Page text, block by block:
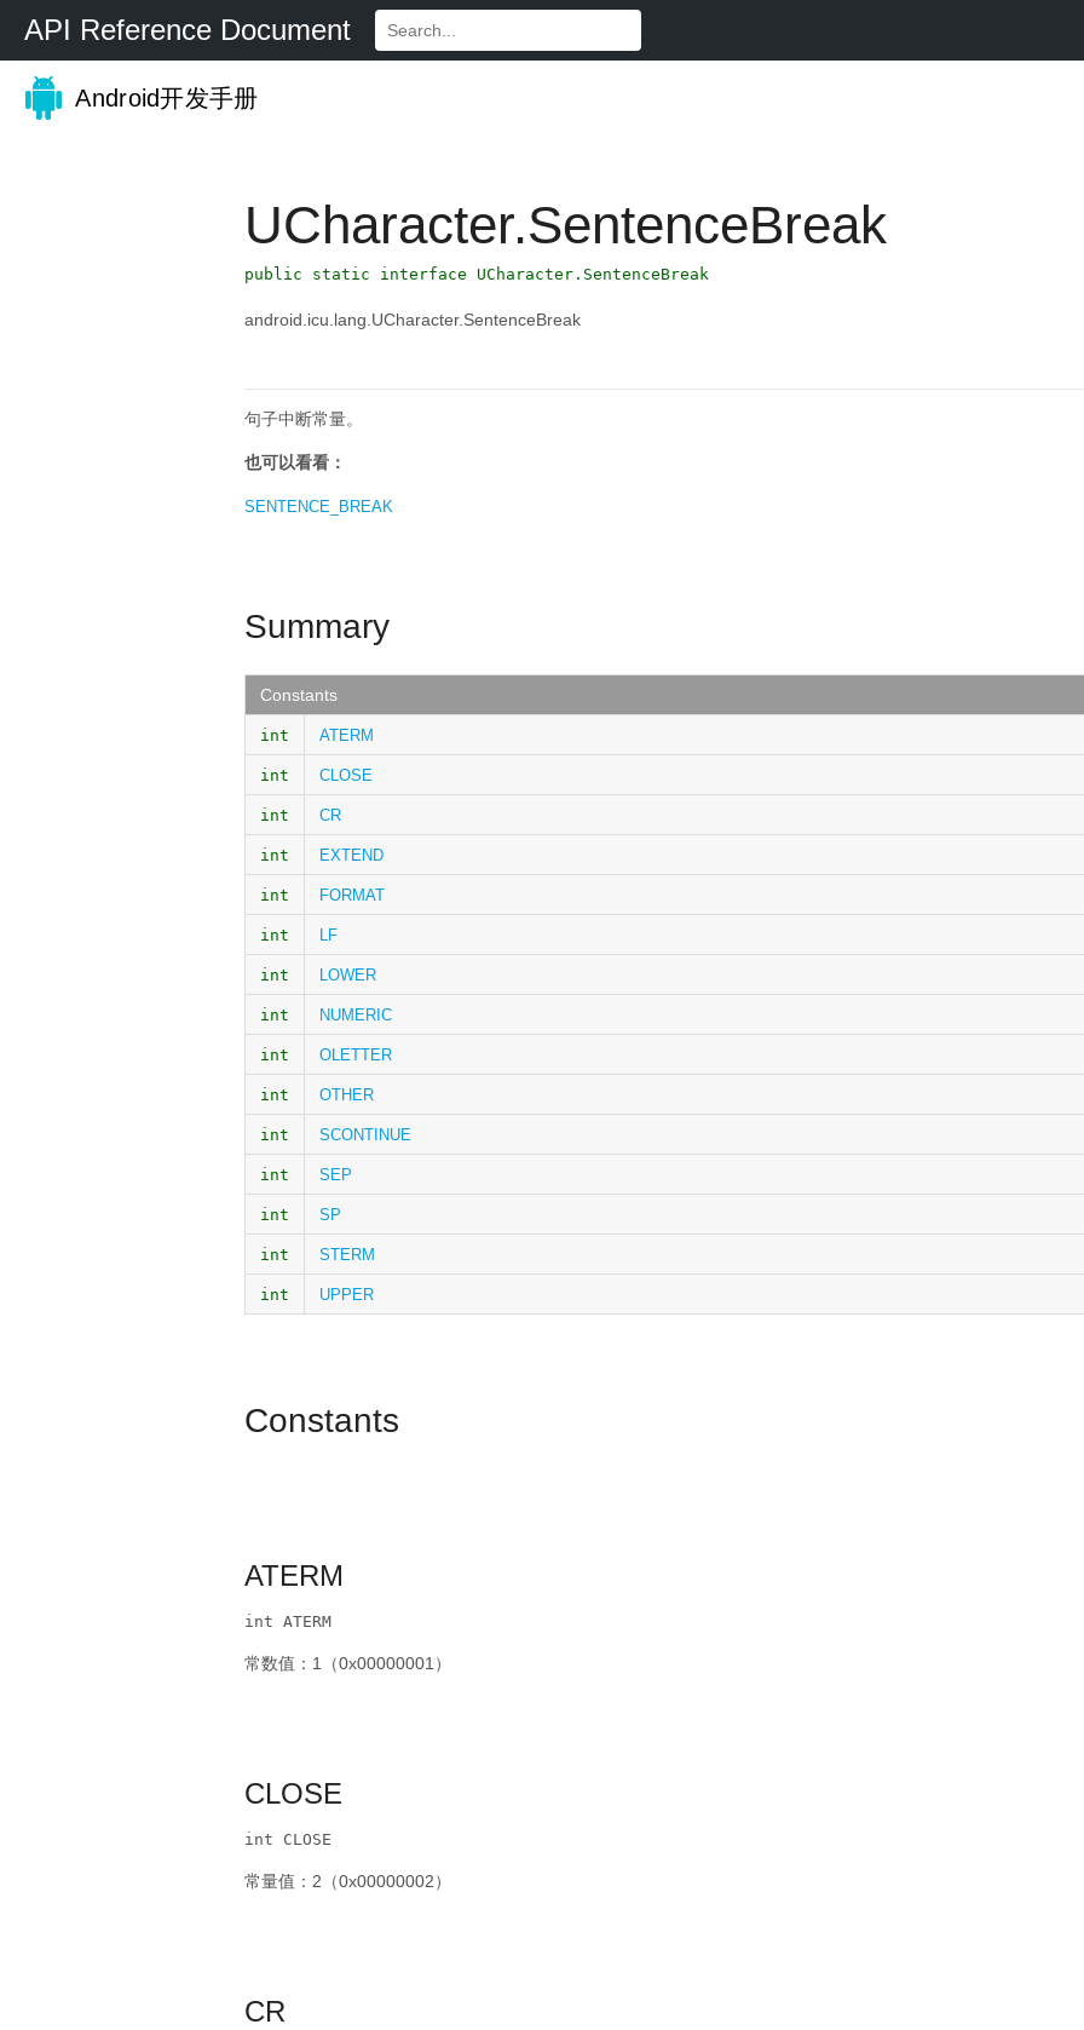
API Reference Document
Android开发手册
UCharacter.SentenceBreak
public static interface UCharacter.SentenceBreak
android.icu.lang.UCharacter.SentenceBreak
句子中断常量。
也可以看看：
SENTENCE_BREAK
Summary
Constants
int ATERM
int CLOSE
int CR
int EXTEND
int FORMAT
int LF
int LOWER
int NUMERIC
int OLETTER
int OTHER
int SCONTINUE
int SEP
int SP
int STERM
int UPPER
Constants
ATERM
int ATERM
常数值：1（0x00000001）
CLOSE
int CLOSE
常量值：2（0x00000002）
CR